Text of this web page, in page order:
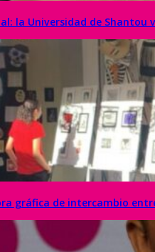
la Universidad de Shantou
gráfica de intercambio